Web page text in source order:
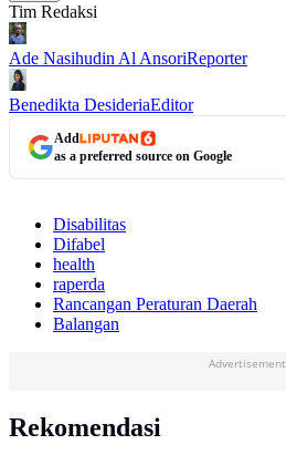
Tim Redaksi
Ade Nasihudin Al AnsoriReporter
Benedikta DesideriaEditor
Add
as a preferred source on Google
Disabilitas
Difabel
health
raperda
Rancangan Peraturan Daerah
Balangan
Advertisement
Rekomendasi